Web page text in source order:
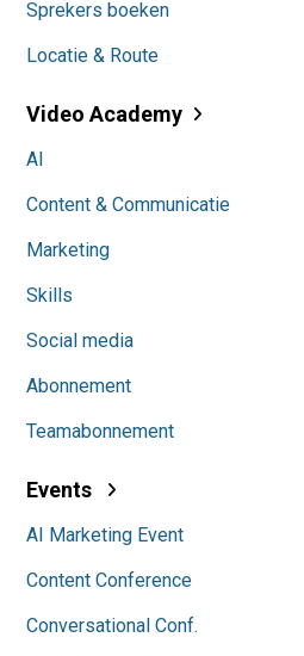
Sprekers boeken
Locatie & Route
Video Academy
AI
Content & Communicatie
Marketing
Skills
Social media
Abonnement
Teamabonnement
Events
AI Marketing Event
Content Conference
Conversational Conf.